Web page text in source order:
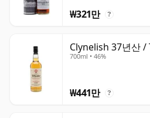
₩321만 ?
Clynelish 37년산
700ml • 46%
₩441만 ?